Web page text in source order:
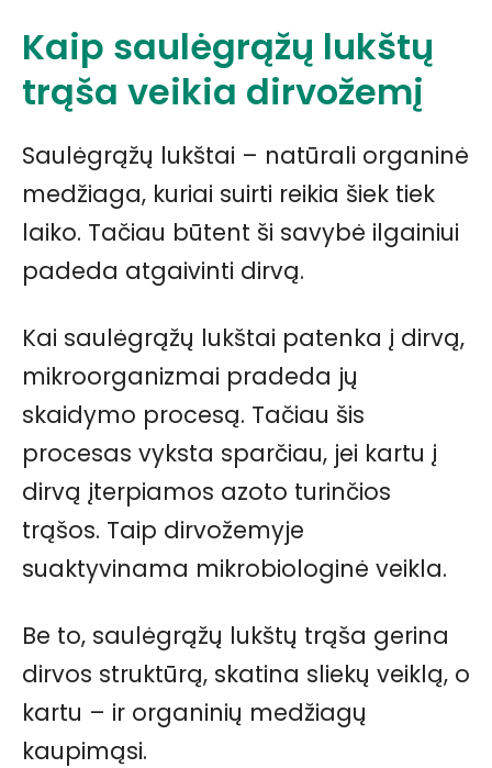
Kaip saulėgrąžų lukštų
trąša veikia dirvožemį
Saulėgrąžų lukštai – natūrali organinė
medžiaga, kuriai suirti reikia šiek tiek
laiko. Tačiau būtent ši savybė ilgainiui
padeda atgaivinti dirvą.
Kai saulėgrąžų lukštai patenka į dirvą,
mikroorganizmai pradeda jų
skaidymo procesą. Tačiau šis
procesas vyksta sparčiau, jei kartu į
dirvą įterpiamos azoto turinčios
trąšos. Taip dirvožemyje
suaktyvinama mikrobiologinė veikla.
Be to, saulėgrąžų lukštų trąša gerina
dirvos struktūrą, skatina sliekų veiklą, o
kartu – ir organinių medžiagų
kaupimąsi.